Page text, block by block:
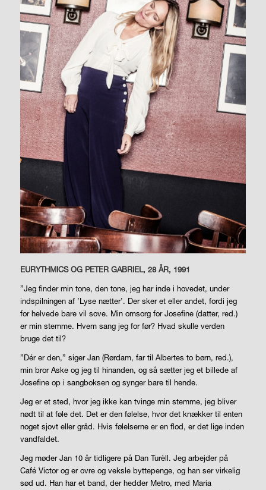
EURYTHMICS OG PETER GABRIEL, 28 ÅR, 1991
”Jeg finder min tone, den tone, jeg har inde i hovedet, under
indspilningen af ’Lyse nætter’. Der sker et eller andet, fordi jeg
for helvede bare vil sove. Min omsorg for Josefine (datter, red.)
er min stemme. Hvem sang jeg for før? Hvad skulle verden
bruge det til?
”Dér er den,” siger Jan (Rørdam, far til Albertes to børn, red.),
min bror Aske og jeg til hinanden, og så sætter jeg et billede af
Josefine op i sangboksen og synger bare til hende.
Jeg er et sted, hvor jeg ikke kan tvinge min stemme, jeg bliver
nødt til at føle det. Det er den følelse, hvor det knækker til enten
noget sjovt eller gråd. Hvis følelserne er en flod, er det lige inden
vandfaldet.
Jeg møder Jan 10 år tidligere på Dan Turèll. Jeg arbejder på
Café Victor og er ovre og veksle byttepenge, og han ser virkelig
sød ud. Han har et band, der hedder Metro, med Maria